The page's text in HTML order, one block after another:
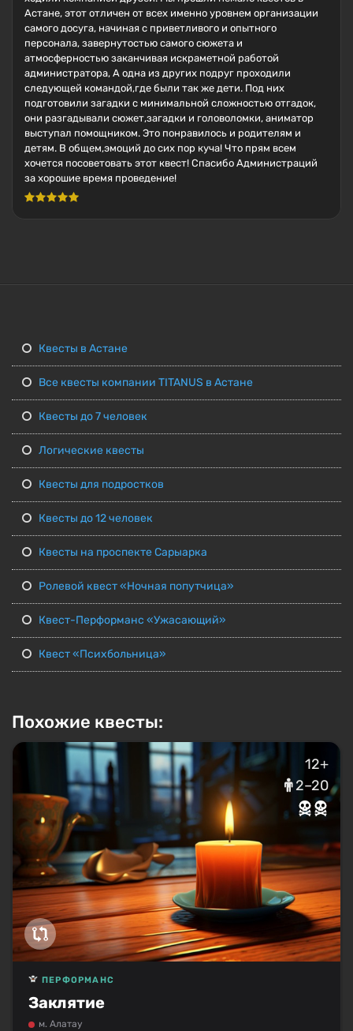
Астане, этот отличен от всех именно уровнем организации
самого досуга, начиная с приветливого и опытного
персонала, завернутостью самого сюжета и
атмосферностью заканчивая искраметной работой
администратора, А одна из других подруг проходили
следующей командой,где были так же дети. Под них
подготовили загадки с минимальной сложностью отгадок,
они разгадывали сюжет,загадки и головоломки, аниматор
выступал помощником. Это понравилось и родителям и
детям. В общем,эмоций до сих пор куча! Что прям всем
хочется посоветовать этот квест! Спасибо Администраций
за хорошие время проведение!
Квесты в Астане
Все квесты компании TITANUS в Астане
Квесты до 7 человек
Логические квесты
Квесты для подростков
Квесты до 12 человек
Квесты на проспекте Сарыарка
Ролевой квест «Ночная попутчица»
Квест-Перформанс «Ужасающий»
Квест «Психбольница»
Похожие квесты:
12+
2–20
Заклятие
ПЕРФОРМАНС
м. Алатау